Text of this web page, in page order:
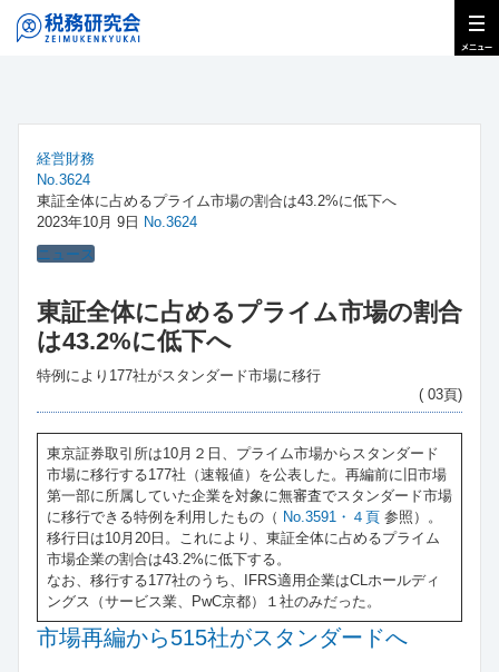
経営財務
No.3624
東証全体に占めるプライム市場の割合は43.2%に低下へ
2023年10月 9日 No.3624
ニュース
東証全体に占めるプライム市場の割合
は43.2%に低下へ
特例により177社がスタンダード市場に移行
( 03頁)
東京証券取引所は10月２日、プライム市場からスタンダード
市場に移行する177社（速報値）を公表した。再編前に旧市場
第一部に所属していた企業を対象に無審査でスタンダード市場
に移行できる特例を利用したもの（ No.3591・４頁 参照）。
移行日は10月20日。これにより、東証全体に占めるプライム
市場企業の割合は43.2%に低下する。
なお、移行する177社のうち、IFRS適用企業はCLホールディ
ングス（サービス業、PwC京都）１社のみだった。
市場再編から515社がスタンダードへ